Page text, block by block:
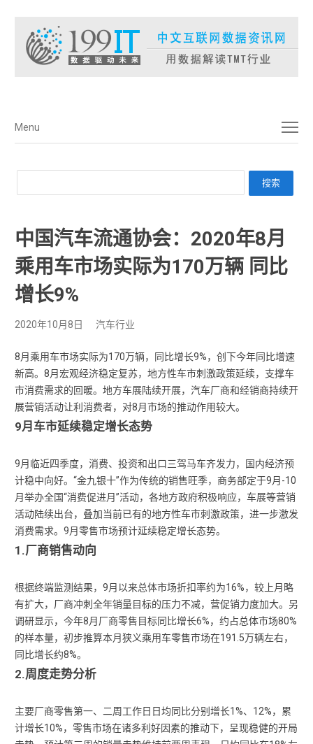
菜单
Menu
中国汽车流通协会：2020年8月
乘用车市场实际为170万辆 同比
增长9%
2020年10月8日 汽车行业
8月乘用车市场实际为170万辆，同比增长9%，创下今年同比增速
新高。8月宏观经济稳定复苏，地方性车市刺激政策延续，支撑车
市消费需求的回暖。地方车展陆续开展，汽车厂商和经销商持续开
展营销活动让利消费者，对8月市场的推动作用较大。
9月车市延续稳定增长态势
9月临近四季度，消费、投资和出口三驾马车齐发力，国内经济预
计稳中向好。“金九银十”作为传统的销售旺季，商务部定于9月-10
月举办全国“消费促进月”活动，各地方政府积极响应，车展等营销
活动陆续出台，叠加当前已有的地方性车市刺激政策，进一步激发
消费需求。9月零售市场预计延续稳定增长态势。
1.厂商销售动向
根据终端监测结果，9月以来总体市场折扣率约为16%，较上月略
有扩大，厂商冲刺全年销量目标的压力不减，营促销力度加大。另
调研显示，今年8月厂商零售目标同比增长6%，约占总体市场80%
的样本量，初步推算本月狭义乘用车零售市场在191.5万辆左右，
同比增长约8%。
2.周度走势分析
主要厂商零售第一、二周工作日日均同比分别增长1%、12%，累
计增长10%，零售市场在诸多利好因素的推动下，呈现稳健的开局